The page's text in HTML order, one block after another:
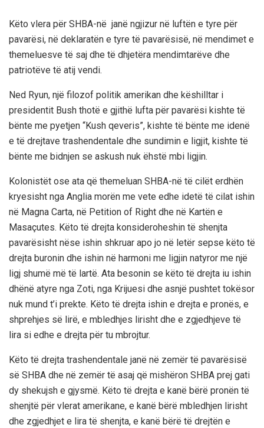
Këto vlera për SHBA-në janë ngjizur në luftën e tyre për
pavarësi, në deklaratën e tyre të pavarësisë, në mendimet e
themeluesve të saj dhe të dhjetëra mendimtarëve dhe
patriotëve të atij vendi.
Ned Ryun, një filozof politik amerikan dhe këshilltar i
presidentit Bush thotë e gjithë lufta për pavarësi kishte të
bënte me pyetjen “Kush qeveris”, kishte të bënte me idenë
e të drejtave trashendentale dhe sundimin e ligjit, kishte të
bënte me bidnjen se askush nuk ëhstë mbi ligjin.
Kolonistët ose ata që themeluan SHBA-në të cilët erdhën
kryesisht nga Anglia morën me vete edhe idetë të cilat ishin
në Magna Carta, në Petition of Right dhe në Kartën e
Masaçutes. Këto të drejta konsideroheshin të shenjta
pavarësisht nëse ishin shkruar apo jo në letër sepse këto të
drejta buronin dhe ishin në harmoni me ligjin natyror me një
ligj shumë më të lartë. Ata besonin se këto të drejta iu ishin
dhënë atyre nga Zoti, nga Krijuesi dhe asnjë pushtet tokësor
nuk mund t’i prekte. Këto të drejta ishin e drejta e pronës, e
shprehjes së lirë, e mbledhjes lirisht dhe e zgjedhjeve të
lira si edhe e drejta për tu mbrojtur.
Këto të drejta trashendentale janë në zemër të pavarësisë
së SHBA dhe në zemër të asaj që mishëron SHBA prej gati
dy shekujsh e gjysmë. Këto të drejta e kanë bërë pronën të
shenjtë për vlerat amerikane, e kanë bërë mbledhjen lirisht
dhe zgjedhjet e lira të shenjta, e kanë bërë të drejtën e